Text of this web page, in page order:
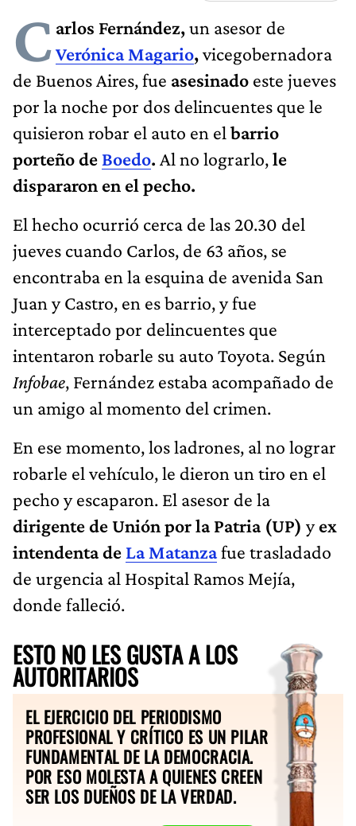
C arlos Fernández,un asesor de
Verónica Magario,vicegobernadora
de Buenos Aires, fue asesinado este jueves
por la noche por dos delincuentes que le
quisieron robar el auto en el barrio
porteño de Boedo. Al no lograrlo,le
dispararon en el pecho.
El hecho ocurrió cerca de las 20.30 del
jueves cuando Carlos, de 63 años, se
encontraba en la esquina de avenida San
Juan y Castro, en es barrio, y fue
interceptado por delincuentes que
intentaron robarle su auto Toyota. Según
Infobae, Fernández estaba acompañado de
un amigo al momento del crimen.
En ese momento, los ladrones, al no lograr
robarle el vehículo, le dieron un tiro en el
pecho y escaparon. El asesor de la
dirigente de Unión por la Patria (UP) yex
intendenta de La Matanzafue trasladado
de urgencia al Hospital Ramos Mejía,
donde falleció.
ESTO NO LES GUSTA A LOS
AUTORITARIOS
EL EJERCICIO DEL PERIODISMO
PROFESIONAL Y CRÍTICO ES UN PILAR
FUNDAMENTAL DE LA DEMOCRACIA.
POR ESO MOLESTA A QUIENES CREEN
SER LOS DUEÑOS DE LA VERDAD.